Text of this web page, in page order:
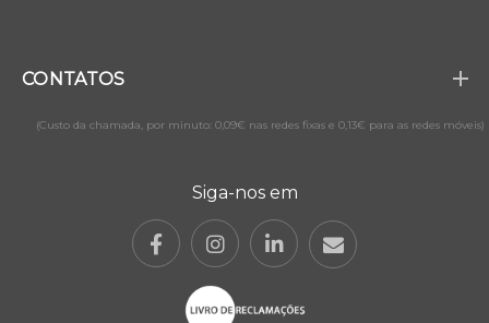
CONTATOS
(Custo da chamada, por minuto: 0,09€ nas redes fixas e 0,13€ para as redes móveis)
Siga-nos em